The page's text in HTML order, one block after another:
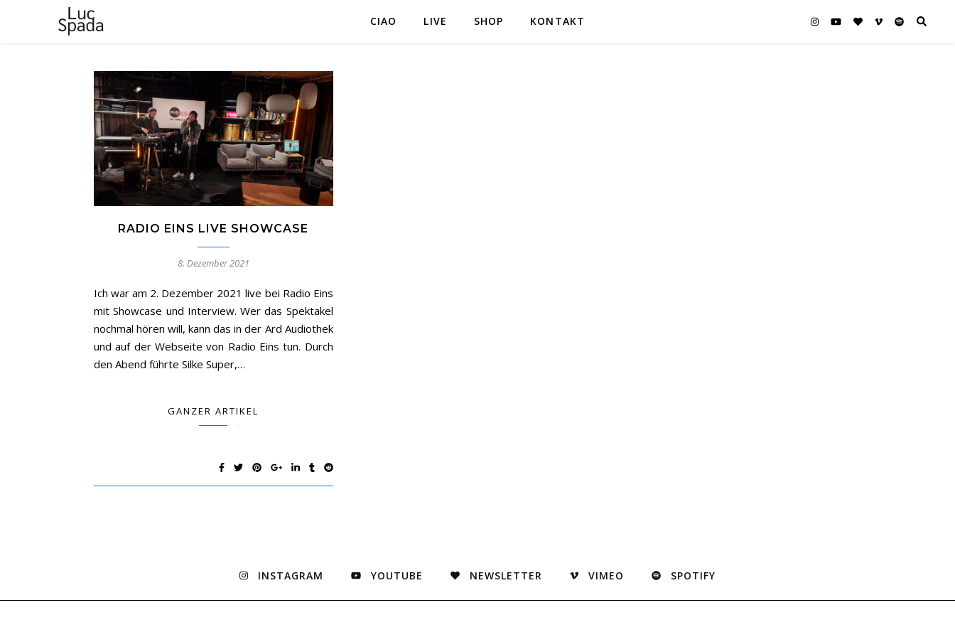
CIAO LIVE SHOP KONTAKT
RADIO EINS LIVE SHOWCASE
8. Dezember 2021
Ich war am 2. Dezember 2021 live bei Radio Eins
mit Showcase und Interview. Wer das Spektakel
nochmal hören will, kann das in der Ard Audiothek
und auf der Webseite von Radio Eins tun. Durch
den Abend führte Silke Super,…
GANZER ARTIKEL
INSTAGRAM YOUTUBE NEWSLETTER VIMEO SPOTIFY